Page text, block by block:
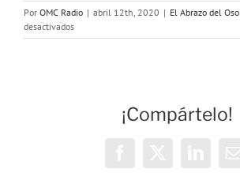
Por OMC Radio | abril 12th, 2020 | El Abrazo del Oso
desactivadosen
El
¡Compártelo!